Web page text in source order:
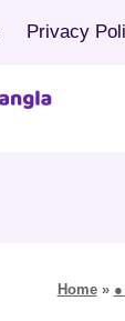
Privacy
Home» ●